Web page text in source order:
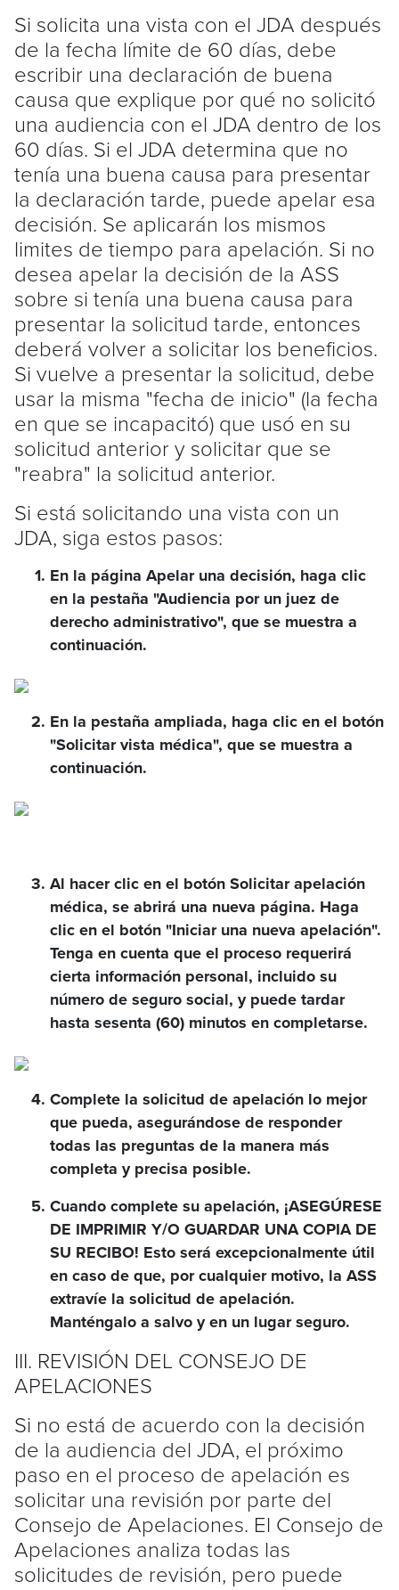
Si solicita una vista con el JDA después
de la fecha límite de 60 días, debe
escribir una declaración de buena
causa que explique por qué no solicitó
una audiencia con el JDA dentro de los
60 días. Si el JDA determina que no
tenía una buena causa para presentar
la declaración tarde, puede apelar esa
decisión. Se aplicarán los mismos
limites de tiempo para apelación. Si no
desea apelar la decisión de la ASS
sobre si tenía una buena causa para
presentar la solicitud tarde, entonces
deberá volver a solicitar los beneficios.
Si vuelve a presentar la solicitud, debe
usar la misma "fecha de inicio" (la fecha
en que se incapacitó) que usó en su
solicitud anterior y solicitar que se
"reabra" la solicitud anterior.
Si está solicitando una vista con un
JDA, siga estos pasos:
En la página Apelar una decisión, haga clic
en la pestaña "Audiencia por un juez de
derecho administrativo", que se muestra a
continuación.
En la pestaña ampliada, haga clic en el botón
"Solicitar vista médica", que se muestra a
continuación.
Al hacer clic en el botón Solicitar apelación
médica, se abrirá una nueva página. Haga
clic en el botón "Iniciar una nueva apelación".
Tenga en cuenta que el proceso requerirá
cierta información personal, incluido su
número de seguro social, y puede tardar
hasta sesenta (60) minutos en completarse.
Complete la solicitud de apelación lo mejor
que pueda, asegurándose de responder
todas las preguntas de la manera más
completa y precisa posible.
Cuando complete su apelación, ¡ASEGÚRESE
DE IMPRIMIR Y/O GUARDAR UNA COPIA DE
SU RECIBO! Esto será excepcionalmente útil
en caso de que, por cualquier motivo, la ASS
extravíe la solicitud de apelación.
Manténgalo a salvo y en un lugar seguro.
III. REVISIÓN DEL CONSEJO DE
APELACIONES
Si no está de acuerdo con la decisión
de la audiencia del JDA, el próximo
paso en el proceso de apelación es
solicitar una revisión por parte del
Consejo de Apelaciones. El Consejo de
Apelaciones analiza todas las
solicitudes de revisión, pero puede